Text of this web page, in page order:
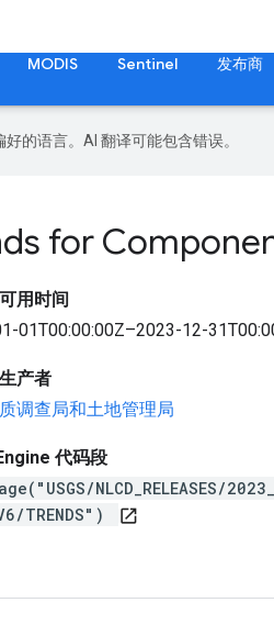
MODIS Sentinel 发布商
的语言。AI 翻译可能包含错误。
for
用时间
01T00:00:00Z–2023-12-
产者
调查局和土地管理局
代码段
NLCD_RELEASES/
TRENDS")
open_in_new